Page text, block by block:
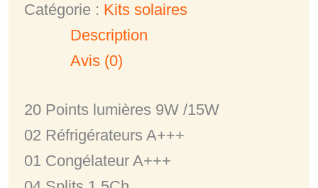
Catégorie : Kits solaires
Description
Avis (0)
20 Points lumières 9W /15W
02 Réfrigérateurs A+++
01 Congélateur A+++